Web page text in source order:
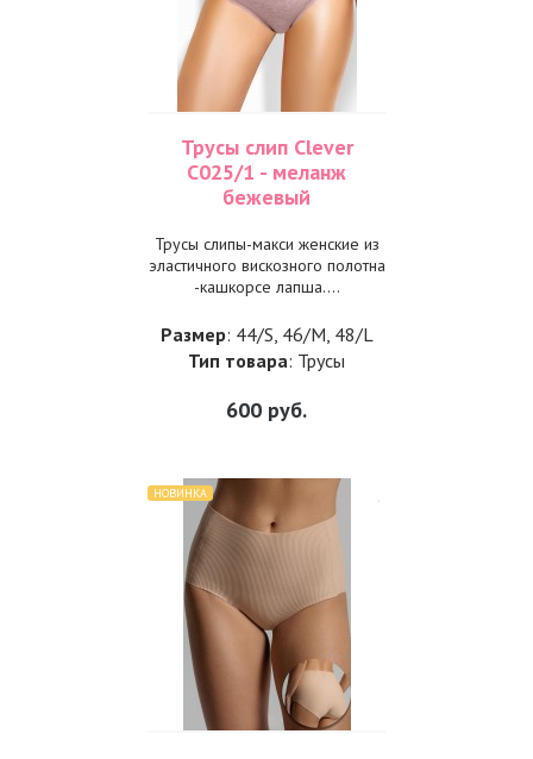
Трусы слип Clever
С025/1 - меланж
бежевый
Трусы слипы-макси женские из
эластичного вискозного полотна
-кашкорсе лапша....
Размер: 44/S, 46/M, 48/L
Тип товара: Трусы
600 руб.
НОВИНКА